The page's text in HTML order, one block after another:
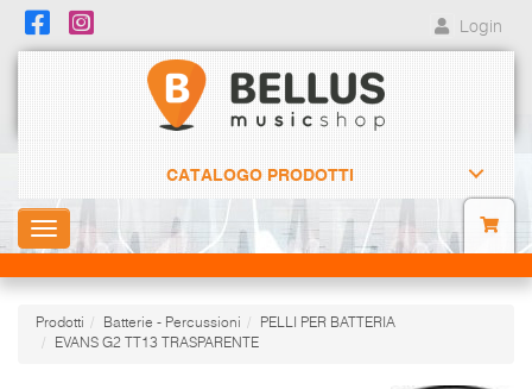
Login
CATALOGO PRODOTTI
Toggle
navigation
Prodotti Batterie - Percussioni
PELLI PER BATTERIA
EVANS G2 TT13 TRASPARENTE